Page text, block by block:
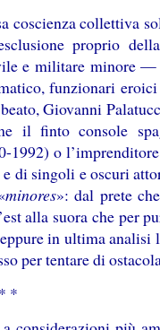
coscienza collettiva
proprio
e militare minore —
funzionari
Giovanni
il finto console
1992) o
di singoli e oscuri
minores»: dal prete
alla suora che per
in ultima analisi
per tentare di
*